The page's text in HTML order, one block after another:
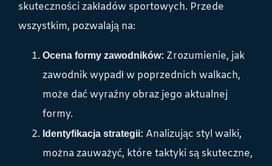
skuteczności zakładów sportowych. Przede
wszystkim, pozwalają na:
Ocena formy zawodników: Zrozumienie, jak
zawodnik wypadł w poprzednich walkach,
może dać wyraźny obraz jego aktualnej
formy.
Identyfikacja strategii: Analizując styl walki,
można zauważyć, które taktyki są skuteczne,